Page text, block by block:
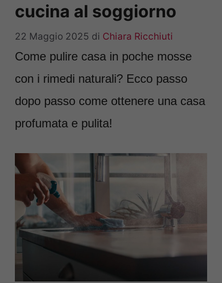
cucina al soggiorno
22 Maggio 2025 di Chiara Ricchiuti
Come pulire casa in poche mosse
con i rimedi naturali? Ecco passo
dopo passo come ottenere una casa
profumata e pulita!